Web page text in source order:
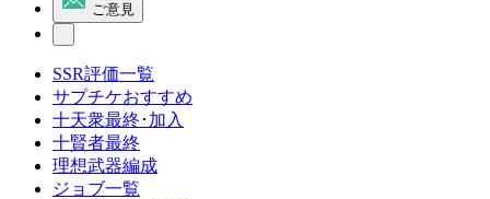
ご意見
SSR評価一覧
サプチケおすすめ
十天衆最終･加入
十賢者最終
理想武器編成
ジョブ一覧